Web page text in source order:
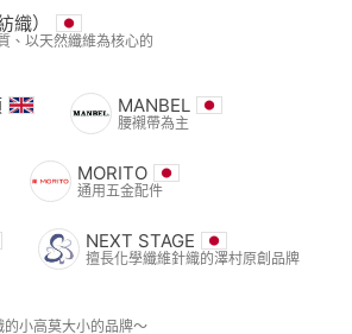
織）
、以天然纖維為核心的
MANBEL
腰襯帶為主
MORITO
通用五金配件
NEXT STAGE
擅長化學纖維針織的澤村原創品牌
小高莫大小的品牌〜